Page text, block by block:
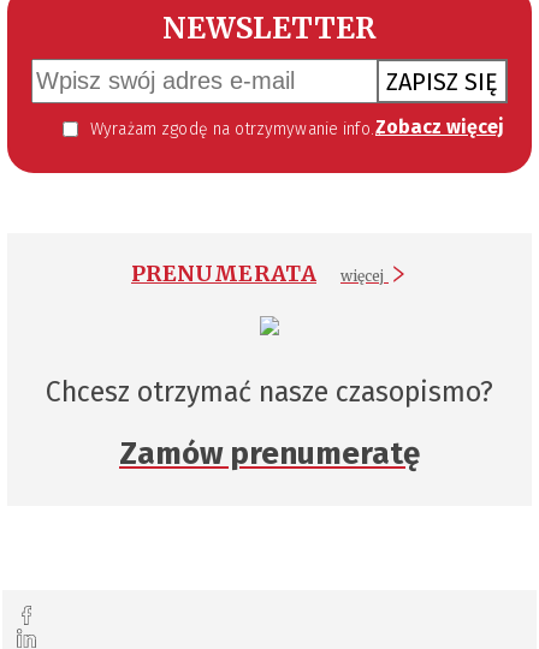
NEWSLETTER
ZAPISZ SIĘ
Wyrażam zgodę na otrzymywanie informacji handlowej kierowanej do mnie za pomocą środków komunikacji elektronicznej w szczególności poczty elektronicznej zgodnie z przepisem art. 10 ust 2 ustawy z dnia 18 lipca 2002 roku o świadczeniu usług drogą elektroniczną (Dz. U. 144 z 2002 r. poz. 1204). Zgoda jest dobrowolna, jednak jej wyrażenie jest konieczne, aby otrzymywać newsletter. Zobacz więcej
PRENUMERATA więcej
Chcesz otrzymać nasze czasopismo?
Zamów prenumeratę